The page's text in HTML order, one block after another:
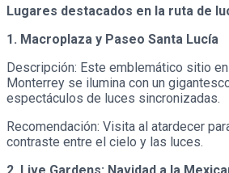
Lugares destacados en la ruta de
1. Macroplaza y Paseo Santa Lucía
Descripción: Este emblemático sitio
Monterrey se ilumina con un
espectáculos de luces sincronizadas.
Recomendación: Visita al atardecer
contraste entre el cielo y las luces.
2. Live Gardens: Navidad a la